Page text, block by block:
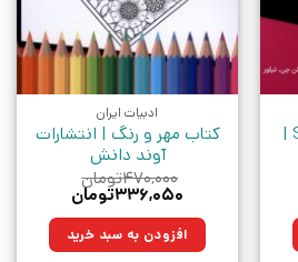
کتاب اصول و مبانی SQL |
ادبیات ایران
کتاب مهر‌ و رنگ | انتشارات
آوند دانش
۴۷۰,۰۰۰تومان
قیمت
۴۷۰,۰۰۰تومان
بود.
۳۳۶,۰۵۰تومان
۳۳۶,۰۵۰تومان.افزودن به سبد خرید